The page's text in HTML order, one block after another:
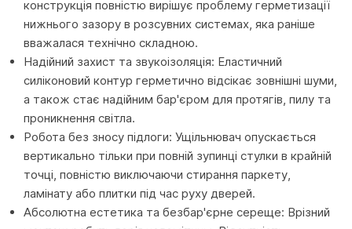
конструкція повністю вирішує проблему герметизації
нижнього зазору в розсувних системах, яка раніше
вважалася технічно складною.
Надійний захист та звукоізоляція: Еластичний
силіконовий контур герметично відсікає зовнішні шуми,
а також стає надійним бар'єром для протягів, пилу та
проникнення світла.
Робота без зносу підлоги: Ущільнювач опускається
вертикально тільки при повній зупинці стулки в крайній
точці, повністю виключаючи стирання паркету,
ламінату або плитки під час руху дверей.
Абсолютна естетика та безбар'єрне сереще: Врізний